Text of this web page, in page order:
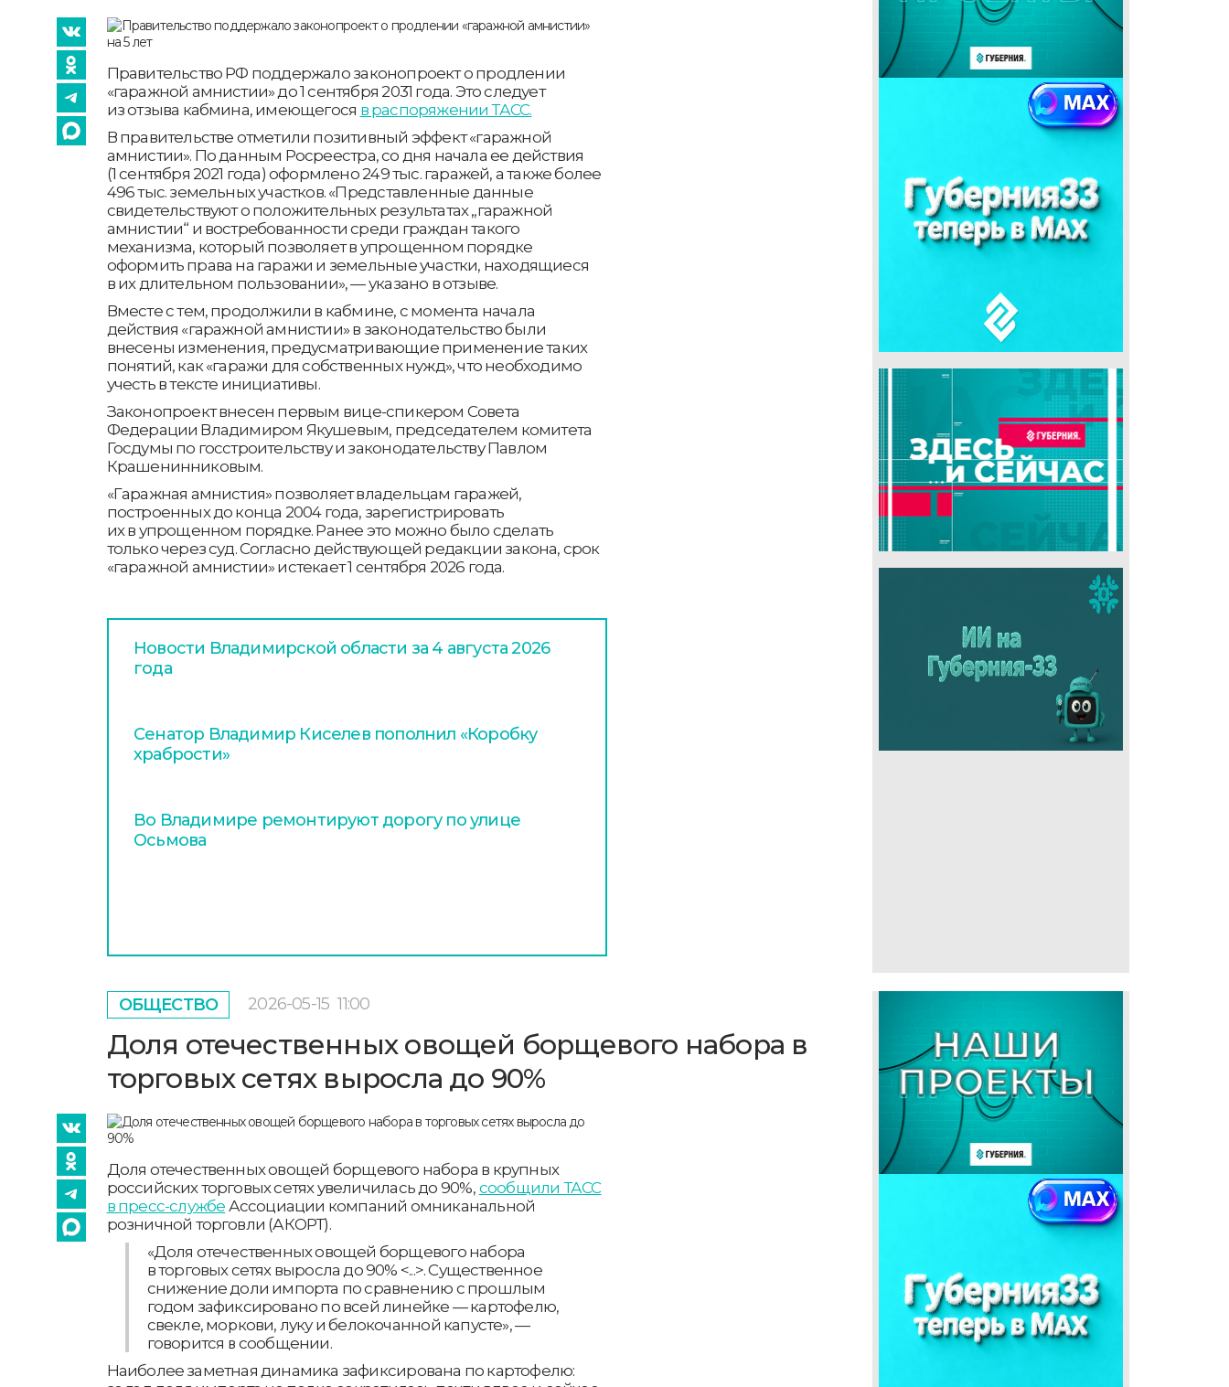
Правительство РФ поддержало законопроект о продлении
«гаражной амнистии» до 1 сентября 2031 года. Это следует
из отзыва кабмина, имеющегося в распоряжении ТАСС.
В правительстве отметили позитивный эффект «гаражной
амнистии». По данным Росреестра, со дня начала ее действия
(1 сентября 2021 года) оформлено 249 тыс. гаражей, а также более
496 тыс. земельных участков. «Представленные данные
свидетельствуют о положительных результатах „гаражной
амнистии“ и востребованности среди граждан такого
механизма, который позволяет в упрощенном порядке
оформить права на гаражи и земельные участки, находящиеся
в их длительном пользовании», — указано в отзыве.
Вместе с тем, продолжили в кабмине, с момента начала
действия «гаражной амнистии» в законодательство были
внесены изменения, предусматривающие применение таких
понятий, как «гаражи для собственных нужд», что необходимо
учесть в тексте инициативы.
Законопроект внесен первым вице-спикером Совета
Федерации Владимиром Якушевым, председателем комитета
Госдумы по госстроительству и законодательству Павлом
Крашенинниковым.
«Гаражная амнистия» позволяет владельцам гаражей,
построенных до конца 2004 года, зарегистрировать
их в упрощенном порядке. Ранее это можно было сделать
только через суд. Согласно действующей редакции закона, срок
«гаражной амнистии» истекает 1 сентября 2026 года.
Новости Владимирской области за 4 августа 2026
года
Сенатор Владимир Киселев пополнил «Коробку
храбрости»
Во Владимире ремонтируют дорогу по улице
Осьмова
ОБЩЕСТВО 2026-05-15 11:00
Доля отечественных овощей борщевого набора в
торговых сетях выросла до 90%
Доля отечественных овощей борщевого набора в крупных
российских торговых сетях увеличилась до 90%, сообщили ТАСС
в пресс-службе Ассоциации компаний омниканальной
розничной торговли (АКОРТ).
«Доля отечественных овощей борщевого набора
в торговых сетях выросла до 90% <...>. Существенное
снижение доли импорта по сравнению с прошлым
годом зафиксировано по всей линейке — картофелю,
свекле, моркови, луку и белокочанной капусте», —
говорится в сообщении.
Наиболее заметная динамика зафиксирована по картофелю: